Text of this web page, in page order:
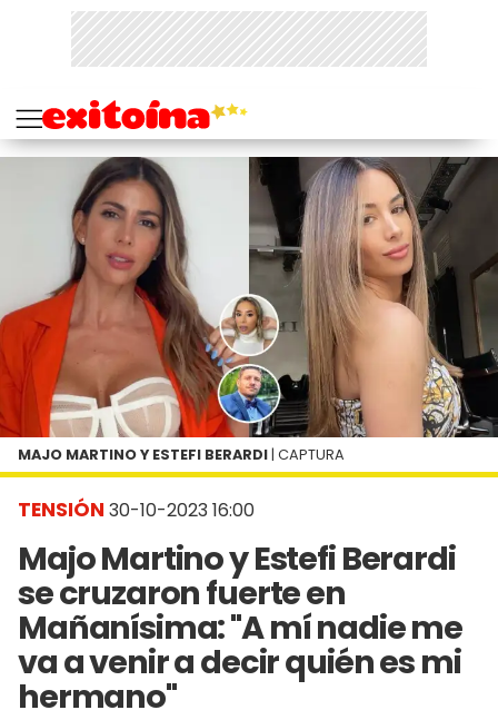
TENSIÓN 30-10-2023 16:00
Majo Martino y Estefi Berardi
se cruzaron fuerte en
Mañanísima: "A mí nadie me
va a venir a decir quién es mi
hermano"
MAJO MARTINO Y ESTEFI BERARDI | CAPTURA